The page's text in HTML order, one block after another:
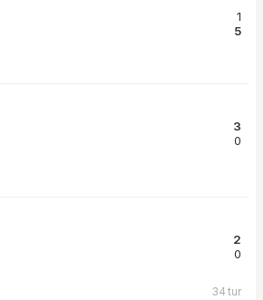
1
5
3
0
2
0
34 tur